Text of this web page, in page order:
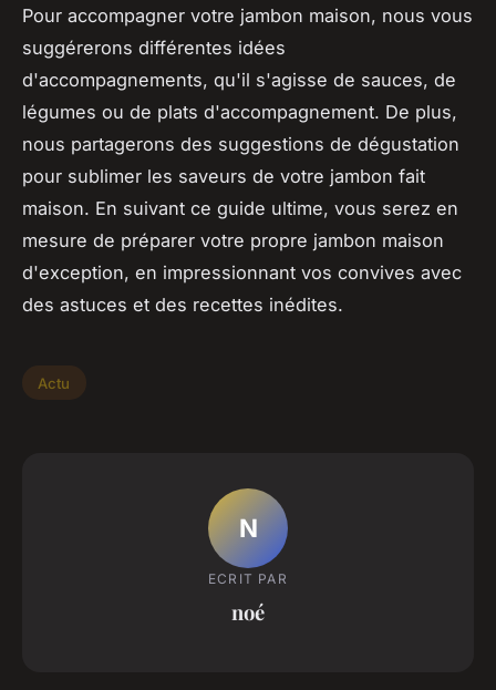
Pour accompagner votre jambon maison, nous vous
suggérerons différentes idées
d'accompagnements, qu'il s'agisse de sauces, de
légumes ou de plats d'accompagnement. De plus,
nous partagerons des suggestions de dégustation
pour sublimer les saveurs de votre jambon fait
maison. En suivant ce guide ultime, vous serez en
mesure de préparer votre propre jambon maison
d'exception, en impressionnant vos convives avec
des astuces et des recettes inédites.
Actu
N
ECRIT PAR
noé